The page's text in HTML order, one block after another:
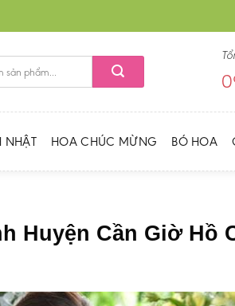
NHẬT HOA CHÚC MỪNG BÓ HOA
Huyện Cần Giờ Hồ